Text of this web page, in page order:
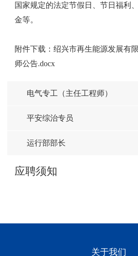
国家规定的法定节假日、节日福利
金等。
附件下载： 绍兴市再生能源发展有
师公告.docx
电气专工（主任工程师）
平安综治专员
运行部部长
应聘须知
关于我们